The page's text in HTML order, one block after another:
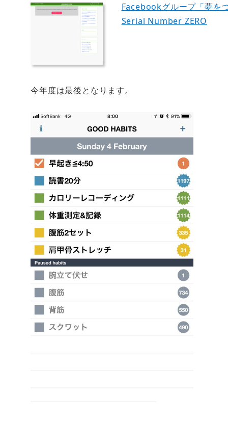
Facebookグループ「夢を
Serial Number ZERO
今年度は最後となります。